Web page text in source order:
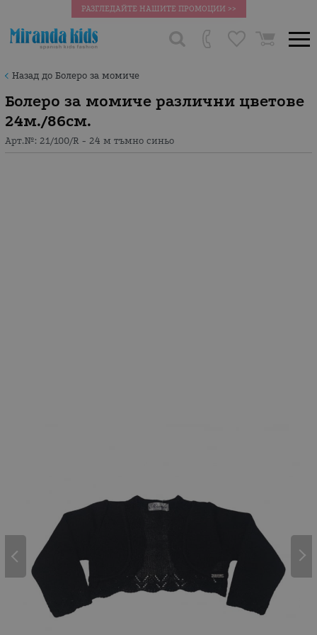
РАЗГЛЕДАЙТЕ НАШИТЕ ПРОМОЦИИ >>
Назад до Болеро за момиче
Болеро за момиче различни цветове
24м./86см.
Арт.№: 21/100/R - 24 м тъмно синьо